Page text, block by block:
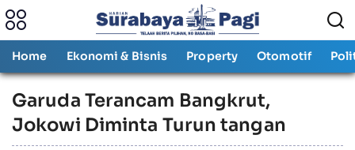
Home Ekonomi & Bisnis Property Otomotif
Garuda Terancam Bangkrut,
Jokowi Diminta Turun tangan